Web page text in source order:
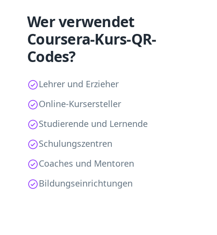
Wer verwendet
Coursera-Kurs-QR-
Codes?
Lehrer und Erzieher
Online-Kursersteller
Studierende und Lernende
Schulungszentren
Coaches und Mentoren
Bildungseinrichtungen